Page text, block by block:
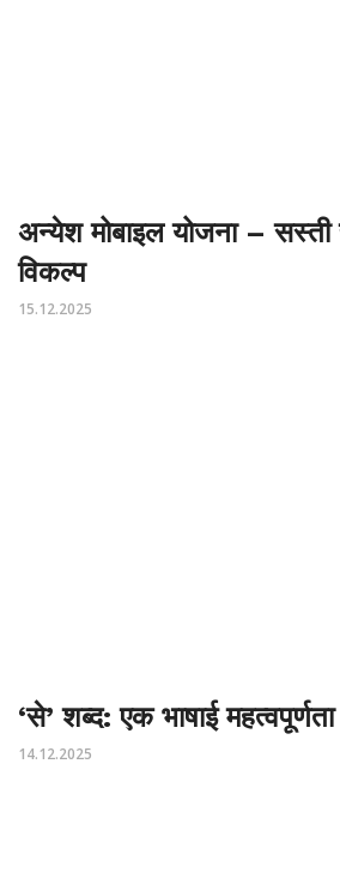
अन्येश मोबाइल योजना –
विकल्प
15.12.2025
‘से’ शब्द: एक भाषाई महत्वपूर्णता
14.12.2025